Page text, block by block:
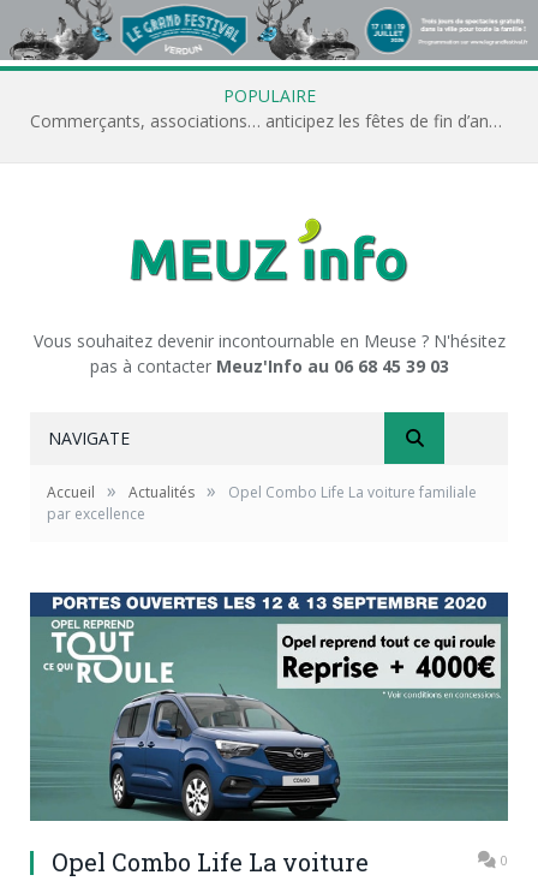
POPULAIRE
Commerçants, associations… anticipez les fêtes de fin d’année avec Meuz’Info
Vous souhaitez devenir incontournable en Meuse ? N'hésitez
pas à contacter Meuz'Info au 06 68 45 39 03
NAVIGATE
Accueil » Actualités »
Opel Combo Life La voiture familiale
par excellence
Opel Combo Life La voiture
0